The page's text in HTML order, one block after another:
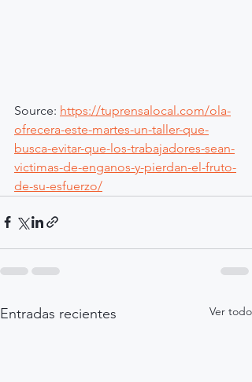
Source: https://tuprensalocal.com/ola-
ofrecera-este-martes-un-taller-que-
busca-evitar-que-los-trabajadores-sean-
victimas-de-enganos-y-pierdan-el-fruto-
de-su-esfuerzo/
Entradas recientes Ver todo